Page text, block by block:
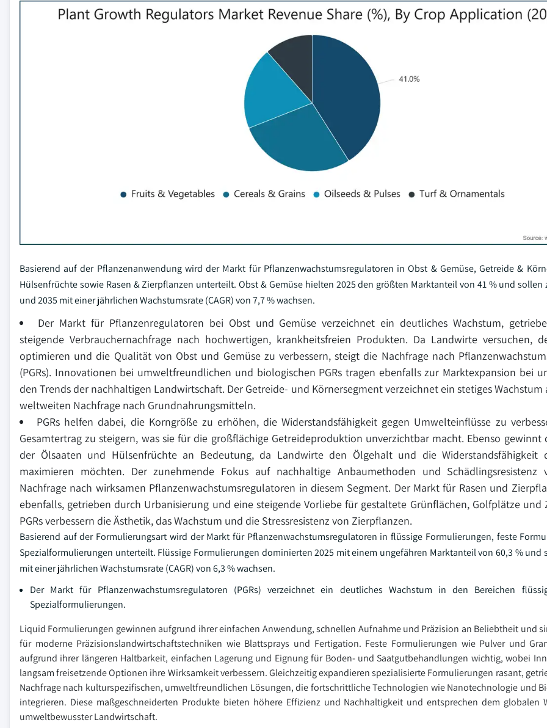
Basierend auf der Pflanzenanwendung wird der Markt für Pflanzenwachstumsregulatoren in Obst & Gemüse, Getreide &
Hülsenfrüchte sowie Rasen & Zierpflanzen unterteilt. Obst & Gemüse hielten 2025 den größten Marktanteil von 41 % und sollen
und 2035 mit einer jährlichen Wachstumsrate (CAGR) von 7,7 % wachsen.
Der Markt für Pflanzenregulatoren bei Obst und Gemüse verzeichnet ein deutliches Wachstum,
steigende Verbrauchernachfrage nach hochwertigen, krankheitsfreien Produkten. Da Landwirte versuchen,
optimieren und die Qualität von Obst und Gemüse zu verbessern, steigt die Nachfrage nach
(PGRs). Innovationen bei umweltfreundlichen und biologischen PGRs tragen ebenfalls zur Marktexpansion bei
den Trends der nachhaltigen Landwirtschaft. Der Getreide- und Körnersegment verzeichnet ein stetiges
weltweiten Nachfrage nach Grundnahrungsmitteln.
PGRs helfen dabei, die Korngröße zu erhöhen, die Widerstandsfähigkeit gegen Umwelteinflüsse zu
Gesamtertrag zu steigern, was sie für die großflächige Getreideproduktion unverzichtbar macht. Ebenso gewinnt
der Ölsaaten und Hülsenfrüchte an Bedeutung, da Landwirte den Ölgehalt und die Widerstandsfähigkeit
maximieren möchten. Der zunehmende Fokus auf nachhaltige Anbaumethoden und Schädlingsresistenz
Nachfrage nach wirksamen Pflanzenwachstumsregulatoren in diesem Segment. Der Markt für Rasen und
ebenfalls, getrieben durch Urbanisierung und eine steigende Vorliebe für gestaltete Grünflächen, Golfplätze und
PGRs verbessern die Ästhetik, das Wachstum und die Stressresistenz von Zierpflanzen.
Basierend auf der Formulierungsart wird der Markt für Pflanzenwachstumsregulatoren in flüssige Formulierungen, feste
Spezialformulierungen unterteilt. Flüssige Formulierungen dominierten 2025 mit einem ungefähren Marktanteil von 60,3 % und
mit einer jährlichen Wachstumsrate (CAGR) von 6,3 % wachsen.
Der Markt für Pflanzenwachstumsregulatoren (PGRs) verzeichnet ein deutliches Wachstum in den Bereichen
Spezialformulierungen.
Liquid Formulierungen gewinnen aufgrund ihrer einfachen Anwendung, schnellen Aufnahme und Präzision an Beliebtheit und
für moderne Präzisionslandwirtschaftstechniken wie Blattsprays und Fertigation. Feste Formulierungen wie Pulver und
aufgrund ihrer längeren Haltbarkeit, einfachen Lagerung und Eignung für Boden- und Saatgutbehandlungen wichtig, wobei
langsam freisetzende Optionen ihre Wirksamkeit verbessern. Gleichzeitig expandieren spezialisierte Formulierungen rasant,
Nachfrage nach kulturspezifischen, umweltfreundlichen Lösungen, die fortschrittliche Technologien wie Nanotechnologie und
integrieren. Diese maßgeschneiderten Produkte bieten höhere Effizienz und Nachhaltigkeit und entsprechen dem globalen
umweltbewusster Landwirtschaft.